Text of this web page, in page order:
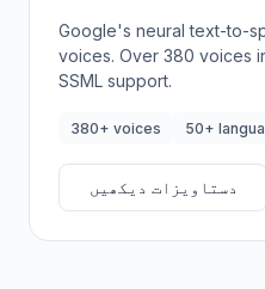
Google's neural text-to-
voices. Over 380 voices
SSML support.
380+ voices 50+
دستاویزات دیکھیں